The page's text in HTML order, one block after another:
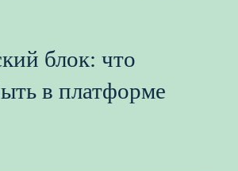
блок: что
в платформе